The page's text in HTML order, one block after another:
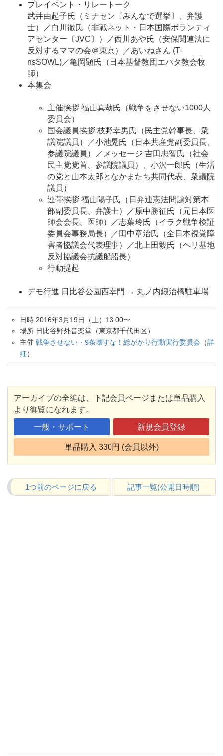
プレイベント・リレートーク
武井由起子氏（ミナセン〔みんなで選挙〕、弁護
士）／白川徹氏（非戦ネット・日本国際ボランティ
アセンター〔JVC〕）／西川あや氏（安保関連法に
反対するママの会＠東京）／あいねさん (T-
nsSOWL)／亀岡顕氏（日本基督教団エパタ教会牧
師）
本集会
主催挨拶 福山真劫氏（戦争をさせない1000人
委員会）
国会議員挨拶 枝野幸男氏（民主党幹事長、衆
議院議員）／小池晃氏（日本共産党副委員長、
参議院議員）／メッセージ 吉田忠智氏（社会
民主党党首、参議院議員）、小沢一郎氏（生活
の党と山本太郎となかまたち共同代表、衆議院
議員）
連帯挨拶 福山陽子氏（日弁連憲法問題対策本
部副委員長、弁護士）／原中勝征氏（元日本医
師会会長、医師）／志葉玲氏（イラク戦争検証
委員会事務局長）／田中章治氏（全日本視覚障
害者協議会代表理事）／北上田毅氏（ヘリ基地
反対協議会抗議船船長）
行動提起
デモ行進 日比谷公園西幸門 → 丸ノ内鍛治橋駐車場
日時 2016年3月19日（土）13:00〜
場所 日比谷野外音楽堂（東京都千代田区）
主催 戦争させない・9条壊すな！総がかり行動実行委員会 （詳
細）
アーカイブの全編は、下記会員ページまたは単品購入
より御覧になれます。
一般・サポート 新規会員登録
単品購入 330円 (会員以外)
1つ前のページに戻る 記事一覧(公開日時順)